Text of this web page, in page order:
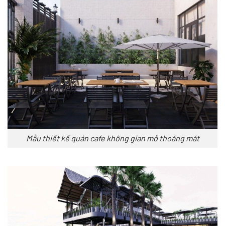
Mẫu thiết kế quán cafe không gian mở thoáng mát